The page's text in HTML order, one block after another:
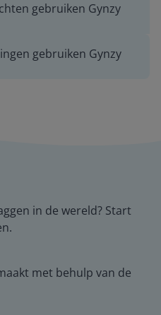
gebruiken Gynzy
gebruiken Gynzy
in de wereld? Start
met behulp van de